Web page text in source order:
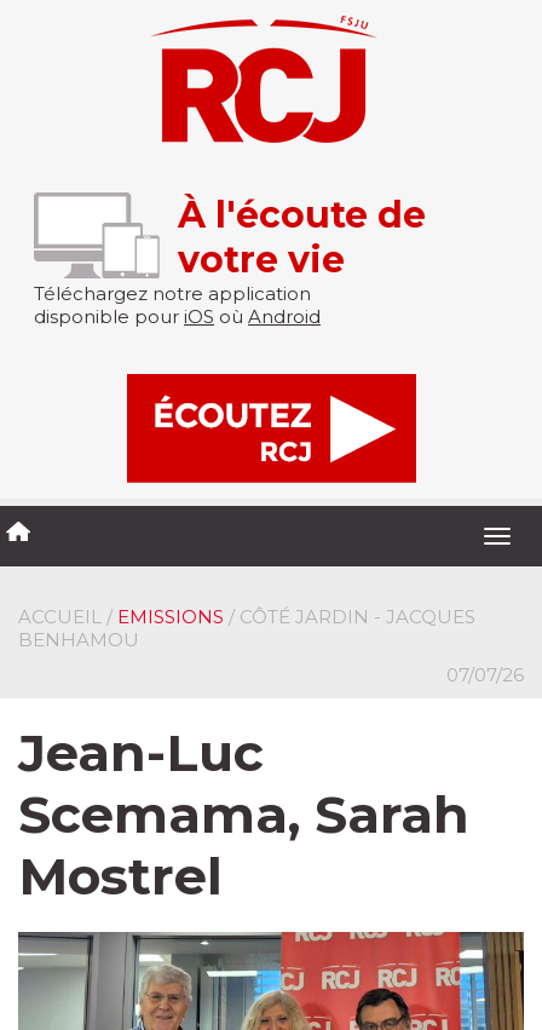
À l'écoute de
votre vie
Téléchargez notre application
disponible pour iOS où Android
ACCUEIL / EMISSIONS / CÔTÉ JARDIN - JACQUES
BENHAMOU
07/07/26
Jean-Luc
Scemama, Sarah
Mostrel